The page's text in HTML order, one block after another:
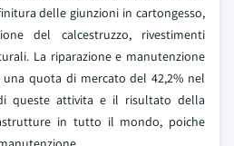
delle giunzioni in cartongesso,
del calcestruzzo, rivestimenti
La riparazione e manutenzione
quota di mercato del 42,2% nel
queste attivita e il risultato della
in tutto il mondo, poiche